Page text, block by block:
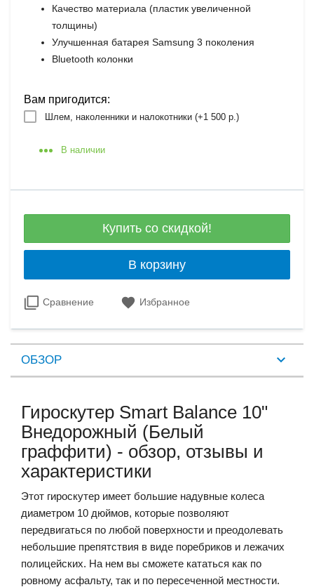
Качество материала (пластик увеличенной
толщины)
Улучшенная батарея Samsung 3 поколения
Bluetooth колонки
Вам пригодится:
Шлем, наколенники и налокотники (+1 500 р.)
В наличии
Купить со скидкой!
В корзину
Сравнение Избранное
ОБЗОР
Гироскутер Smart Balance 10"
Внедорожный (Белый
граффити) - обзор, отзывы и
характеристики
Этот гироскутер имеет большие надувные колеса
диаметром 10 дюймов, которые позволяют
передвигаться по любой поверхности и преодолевать
небольшие препятствия в виде поребриков и лежачих
полицейских. На нем вы сможете кататься как по
ровному асфальту, так и по пересеченной местности.